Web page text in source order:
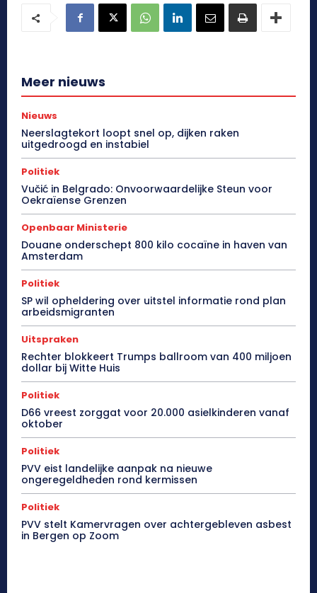
Meer nieuws
Nieuws
Neerslagtekort loopt snel op, dijken raken
uitgedroogd en instabiel
Politiek
Vučić in Belgrado: Onvoorwaardelijke Steun voor
Oekraïense Grenzen
Openbaar Ministerie
Douane onderschept 800 kilo cocaïne in haven van
Amsterdam
Politiek
SP wil opheldering over uitstel informatie rond plan
arbeidsmigranten
Uitspraken
Rechter blokkeert Trumps ballroom van 400 miljoen
dollar bij Witte Huis
Politiek
D66 vreest zorggat voor 20.000 asielkinderen vanaf
oktober
Politiek
PVV eist landelijke aanpak na nieuwe
ongeregeldheden rond kermissen
Politiek
PVV stelt Kamervragen over achtergebleven asbest
in Bergen op Zoom